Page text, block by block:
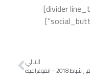
[divider line_type=”Full Width Line” line_thickness=”1″ divider_color=”default” custom_height=”100″]
[social_buttons facebook=”true” twitter=”true” google_plus=”true” linkedin=”true” pinterest=”true”]
التالي
انفوغرافيك